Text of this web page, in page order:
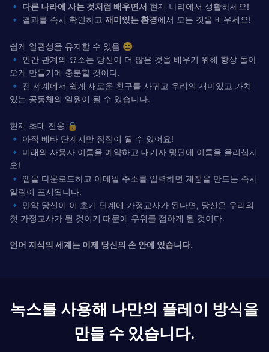
🔹 다른 나라에 사는 것처럼 배우면서 현재 나라에서 생활하세요!
🔹 결과를 즉시 확인하고 재미있는 환경에서 모든 것을 배우세요!
쉽게 일관성을 유지할 수 있음 😄
🔹 인간 관계의 요소는 당신이 더 많은 것을 배우기 위해 항상 돌아
오게 만들기에 충분할 것이다.
🔹 전 세계에서 쉽게 새로운 친구를 사귀고 우리의 재미있고 가치
있는 공동체의 일원이 될 수 있습니다.
현재 초대 전용 🔒
🔹 아직 베타 단계지만 장점이 될 수 있어요!
🔹 미래의 사용자 이름을 예약하고 대기자 명단에 이름을 올리십시
오!
🔹 앱을 다운로드하고 이메일 주소를 입력하면 계정을 만드는 즉시
알림이 표시됩니다.
🔹 만약 당신이 이 초기 단계에 가정교사가 된다면, 당신은 우리의
첫 가정교사가 될 것이기 때문에 우위를 점하게 될 것이다.
언어 지식의 세계는 이제 당신의 손 안에 있습니다.
녹스를 사용해 나만의 플레이 방식을
만들 수 있습니다.